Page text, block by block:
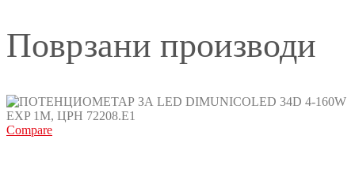
Поврзани производи
Compare